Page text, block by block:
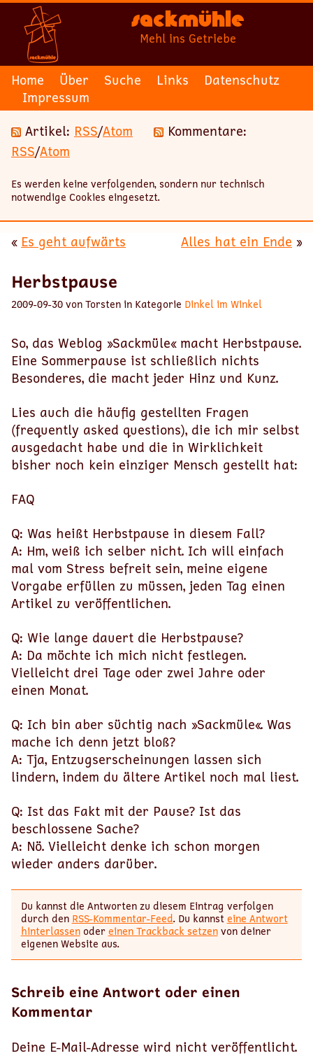
Sackmühle
Mehl ins Getriebe
Home Über Suche Links
Datenschutz
Impressum
Artikel: RSS/Atom
Kommentare:
RSS/Atom
Es werden keine verfolgenden, sondern nur technisch
notwendige Cookies eingesetzt.
« Es geht aufwärts Alles hat ein Ende »
Herbstpause
2009-09-30 von Torsten in Kategorie Dinkel im Winkel
So, das Weblog »Sackmüle« macht Herbstpause.
Eine Sommerpause ist schließlich nichts
Besonderes, die macht jeder Hinz und Kunz.
Lies auch die häufig gestellten Fragen
(frequently asked questions), die ich mir selbst
ausgedacht habe und die in Wirklichkeit
bisher noch kein einziger Mensch gestellt hat:
FAQ
Q: Was heißt Herbstpause in diesem Fall?
A: Hm, weiß ich selber nicht. Ich will einfach
mal vom Stress befreit sein, meine eigene
Vorgabe erfüllen zu müssen, jeden Tag einen
Artikel zu veröffentlichen.
Q: Wie lange dauert die Herbstpause?
A: Da möchte ich mich nicht festlegen.
Vielleicht drei Tage oder zwei Jahre oder
einen Monat.
Q: Ich bin aber süchtig nach »Sackmüle«. Was
mache ich denn jetzt bloß?
A: Tja, Entzugserscheinungen lassen sich
lindern, indem du ältere Artikel noch mal liest.
Q: Ist das Fakt mit der Pause? Ist das
beschlossene Sache?
A: Nö. Vielleicht denke ich schon morgen
wieder anders darüber.
Du kannst die Antworten zu diesem Eintrag verfolgen
durch den RSS-Kommentar-Feed. Du kannsteine Antwort
hinterlassenodereinen Trackback setzenvon deiner
eigenen Website aus.
Schreib eine Antwort oder einen
Kommentar
Deine E-Mail-Adresse wird nicht veröffentlicht.